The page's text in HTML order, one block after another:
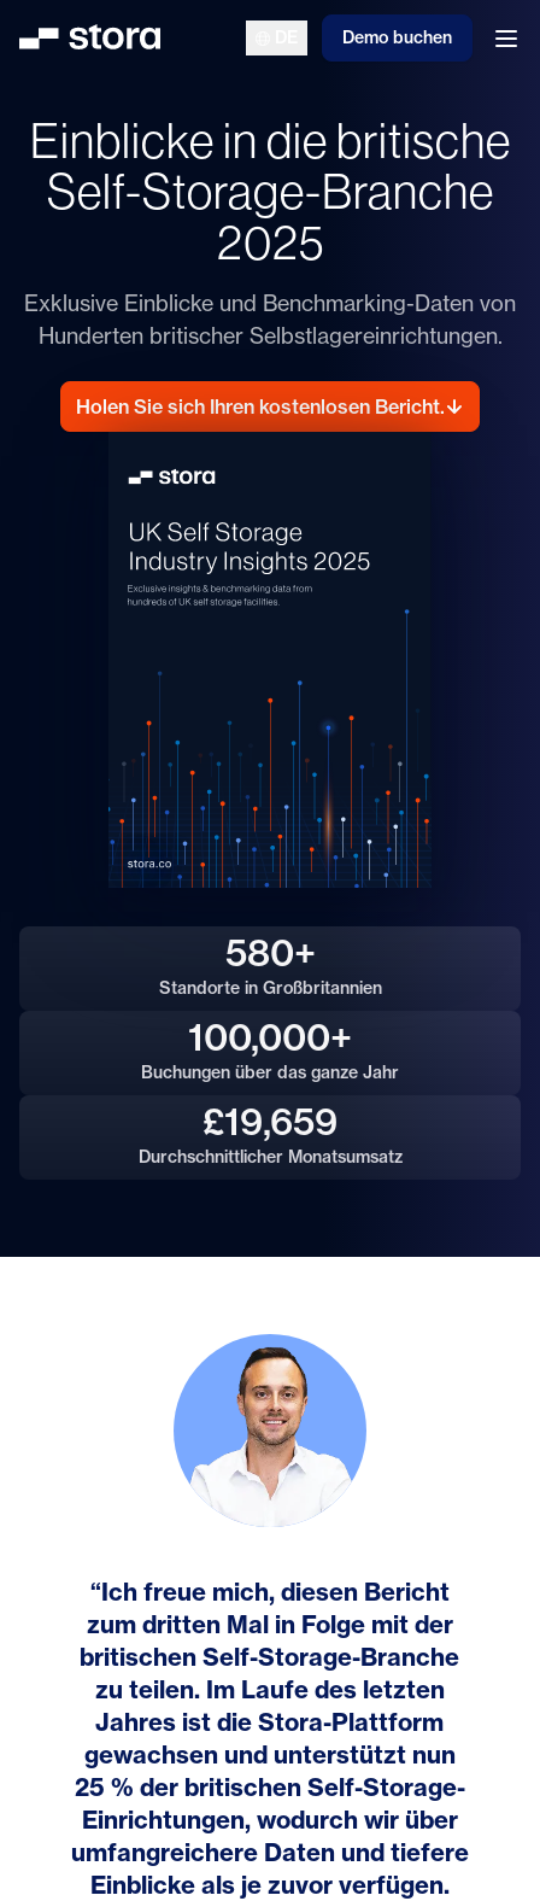
Stora Demo buchen
Einblicke in die britische
Self-Storage-Branche
2025
Exklusive Einblicke und Benchmarking-Daten von
Hunderten britischer Selbstlagereinrichtungen.
Holen Sie sich Ihren kostenlosen Bericht.
580+
Standorte in Großbritannien
100,000+
Buchungen über das ganze Jahr
£19,659
Durchschnittlicher Monatsumsatz
“Ich freue mich, diesen Bericht
zum dritten Mal in Folge mit der
britischen Self-Storage-Branche
zu teilen. Im Laufe des letzten
Jahres ist die Stora-Plattform
gewachsen und unterstützt nun
25 % der britischen Self-Storage-
Einrichtungen, wodurch wir über
umfangreichere Daten und tiefere
Einblicke als je zuvor verfügen.